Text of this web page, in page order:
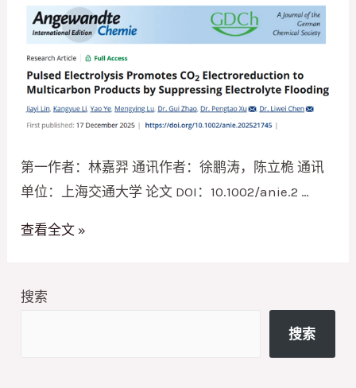
代
合
作
新
成
果：
为
能
第一作者：林嘉羿 通讯作者：徐鹏涛，陈立桅 通讯
单位：上海交通大学 论文 DOI：10.1002/anie.2 …
原
心
查看全文 »
搜索
搜索